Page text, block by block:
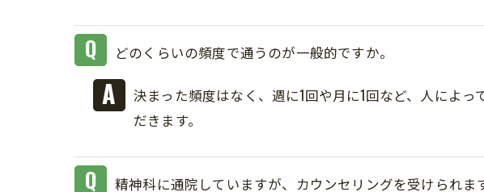
どのくらいの頻度で通うのが一般的ですか。
決まった頻度はなく、週に1回や月に1回など、人によ
だきます。
精神科に通院していますが、カウンセリングを受けられま